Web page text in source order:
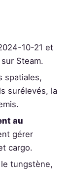
10-21 et
Steam.
spatiales,
surélevés, la
au
gérer
cargo.
le tungstène,